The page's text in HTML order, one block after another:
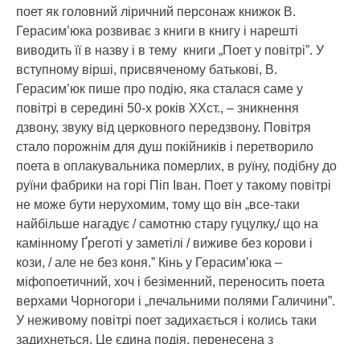
поет як головний ліричний персонаж книжок В.
Герасим’юка розвиває з книги в книгу і нарешті
виводить її в назву і в тему книги „Поет у повітрі”. У
вступному вірші, присвяченому батькові, В.
Герасим’юк пише про подію, яка сталася саме у
повітрі в середині 50-х років ХХст., – зникнення
дзвону, звуку від церковного передзвону. Повітря
стало порожнім для душ покійників і перетворило
поета в оплакувальника померлих, в руїну, подібну до
руїни фабрики на горі Піп Іван. Поет у такому повітрі
не може бути нерухомим, тому що він „все-таки
найбільше нагадує / самотню стару гуцулку,/ що на
камінному Ґреготі у заметілі / виживе без корови і
кози, / але не без коня.” Кінь у Герасим’юка –
міфопоетичний, хоч і безіменний, переносить поета
верхами Чорногори і „печальними полями Галичини”.
У неживому повітрі поет задихається і колись таки
задихнеться. Це єдина подія, перенесена з